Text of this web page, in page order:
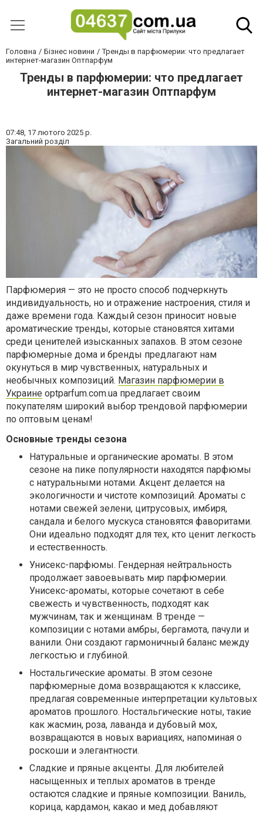
Головна Бізнес новини
Тренды в парфюмерии: что предлагает
интернет-магазин Оптпарфум
Тренды в парфюмерии: что предлагает
интернет-магазин Оптпарфум
07:48, 17 лютого 2025 р.
Загальний розділ
Парфюмерия — это не просто способ подчеркнуть
индивидуальность, но и отражение настроения, стиля и
даже времени года. Каждый сезон приносит новые
ароматические тренды, которые становятся хитами
среди ценителей изысканных запахов. В этом сезоне
парфюмерные дома и бренды предлагают нам
окунуться в мир чувственных, натуральных и
необычных композиций. Магазин парфюмерии в
Украине optparfum.com.ua предлагает своим
покупателям широкий выбор трендовой парфюмерии
по оптовым ценам!
Основные тренды сезона
Натуральные и органические ароматы. В этом
сезоне на пике популярности находятся парфюмы
с натуральными нотами. Акцент делается на
экологичности и чистоте композиций. Ароматы с
нотами свежей зелени, цитрусовых, имбиря,
сандала и белого мускуса становятся фаворитами.
Они идеально подходят для тех, кто ценит легкость
и естественность.
Унисекс-парфюмы. Гендерная нейтральность
продолжает завоевывать мир парфюмерии.
Унисекс-ароматы, которые сочетают в себе
свежесть и чувственность, подходят как
мужчинам, так и женщинам. В тренде —
композиции с нотами амбры, бергамота, пачули и
ванили. Они создают гармоничный баланс между
легкостью и глубиной.
Ностальгические ароматы. В этом сезоне
парфюмерные дома возвращаются к классике,
предлагая современные интерпретации культовых
ароматов прошлого. Ностальгические ноты, такие
как жасмин, роза, лаванда и дубовый мох,
возвращаются в новых вариациях, напоминая о
роскоши и элегантности.
Сладкие и пряные акценты. Для любителей
насыщенных и теплых ароматов в тренде
остаются сладкие и пряные композиции. Ваниль,
корица, кардамон, какао и мед добавляют